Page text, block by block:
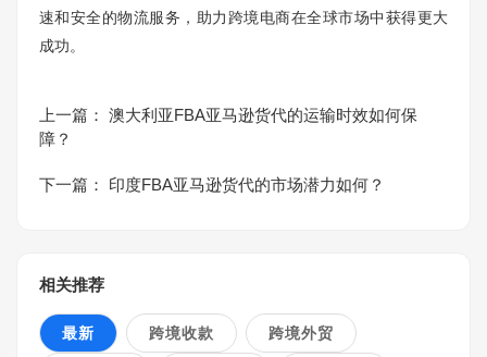
速和安全的物流服务，助力跨境电商在全球市场中获得更大
成功。
上一篇： 澳大利亚FBA亚马逊货代的运输时效如何保
障？
下一篇： 印度FBA亚马逊货代的市场潜力如何？
相关推荐
最新 跨境收款 跨境外贸